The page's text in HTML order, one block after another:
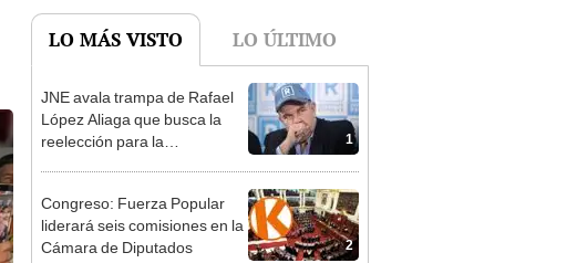
LO MÁS VISTO LO ÚLTIMO
1
JNE avala trampa de Rafael
López Aliaga que busca la
reelección para la
2
Congreso: Fuerza Popular
liderará seis comisiones en la
Cámara de Diputados